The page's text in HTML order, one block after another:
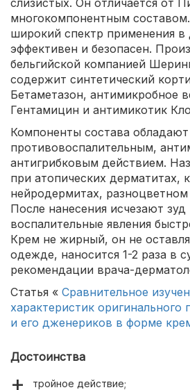
многокомпонентным
широкий спектр применения в
эффективен и безопасен.
бельгийской компанией
содержит синтетический
Бетаметазон, антимикробное
Гентамицин и антимикотик
Компоненты состава обладают
противовоспалительным,
антигрибковым действием.
при атопических дерматитах,
нейродермитах,
После нанесения исчезают зуд
воспалительные явления
Крем не жирный, он не
одежде, наносится 1-2 раза в
рекомендации врача-
Статья « Сравнительное
характеристик
и его дженериков в форме
Достоинства
тройное действие;